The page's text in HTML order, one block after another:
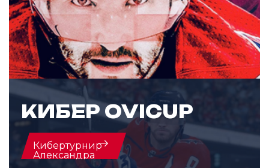
КИБЕР OVICUP
Кибертурнир
Александра